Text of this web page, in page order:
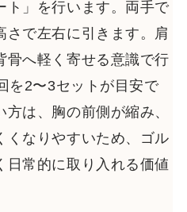
ト」を行います。両手で
さで左右に引きます。肩
骨へ軽く寄せる意識で行
を2〜3セットが目安で
は、胸の前側が縮み、
くなりやすいため、ゴル
日常的に取り入れる価値